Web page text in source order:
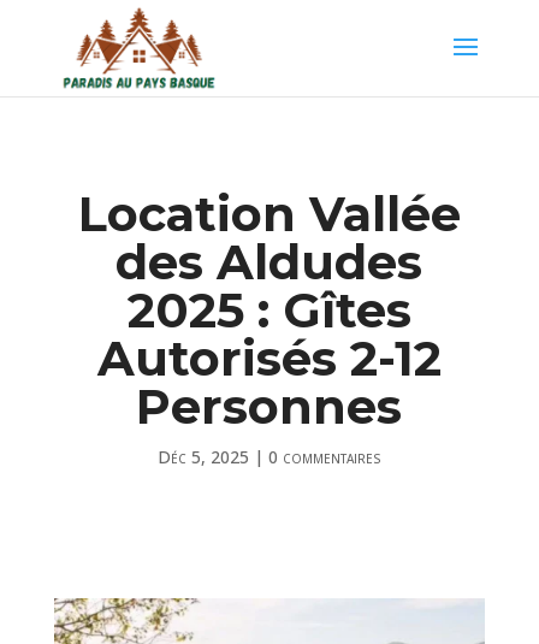
Location Vallée
des Aldudes
2025 : Gîtes
Autorisés 2-12
Personnes
Déc 5, 2025 | 0 commentaires